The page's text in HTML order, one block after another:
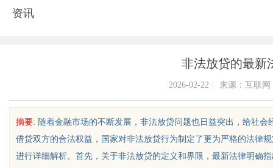
sc
资讯
非法放贷的最新
2026-02-22 来源：互联网
摘要: 随着金融市场的不断发展，非法放贷问题也日益突出，给社
借贷双方的合法权益，国家对非法放贷行为制定了更为严格的法律
进行详细解析。首先，关于非法放贷的定义和界限，最新法律明确